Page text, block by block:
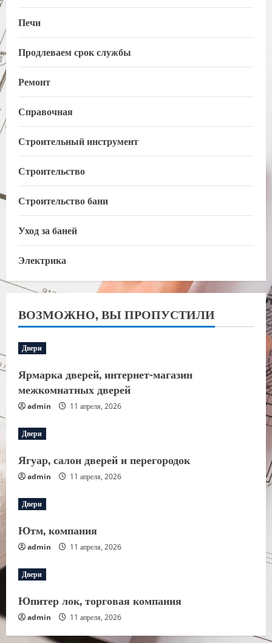
Печи
Продлеваем срок службы
Ремонт
Справочная
Строительный инструмент
Строительство
Строительство бани
Уход за баней
Электрика
ВОЗМОЖНО, ВЫ ПРОПУСТИЛИ
Двери
Ярмарка дверей, интернет-магазин
межкомнатных дверей
admin 11 апреля, 2026
Двери
Ягуар, салон дверей и перегородок
admin 11 апреля, 2026
Двери
Ютм, компания
admin 11 апреля, 2026
Двери
Юпитер лок, торговая компания
admin 11 апреля, 2026